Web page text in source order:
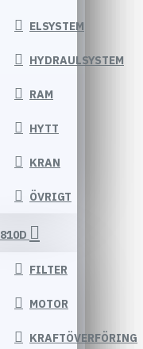
ELSYSTEM
HYDRAULSYSTEM
RAM
HYTT
KRAN
ÖVRIGT
810D
FILTER
MOTOR
KRAFTÖVERFÖRING